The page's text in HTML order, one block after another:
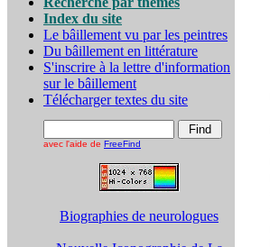
Index du site
Le bâillement vu par les peintres
Du bâillement en littérature
S'inscrire à la lettre d'information
sur le bâillement
Télécharger textes du site
avec l'aide de FreeFind
Biographies de neurologues